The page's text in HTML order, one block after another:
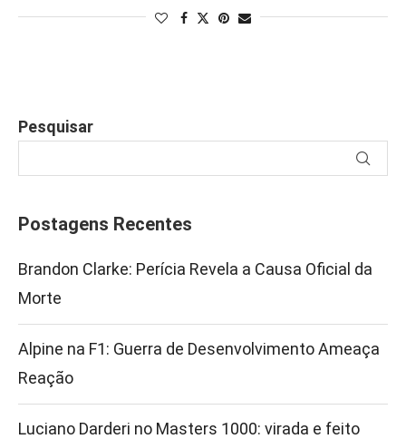
Pesquisar
Postagens Recentes
Brandon Clarke: Perícia Revela a Causa Oficial da
Morte
Alpine na F1: Guerra de Desenvolvimento Ameaça
Reação
Luciano Darderi no Masters 1000: virada e feito